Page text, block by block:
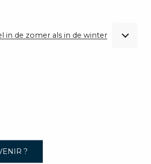
in de zomer als in de winter
?